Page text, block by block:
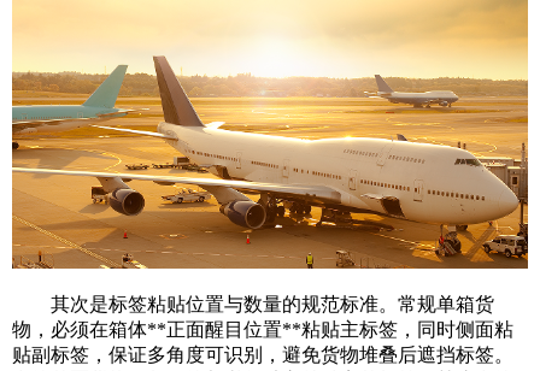
其次是标签粘贴位置与数量的规范标准。常规单箱货
物，必须在箱体**正面醒目位置**粘贴主标签，同时侧面粘
贴副标签，保证多角度可识别，避免货物堆叠后遮挡标签。